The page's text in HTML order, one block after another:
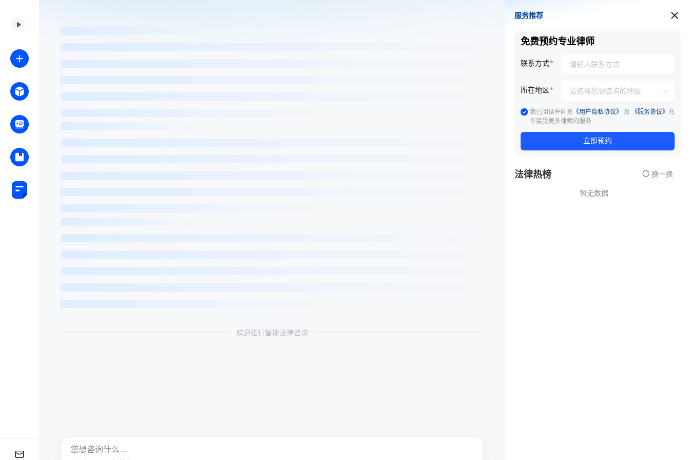
欢迎进行智能法律咨询
服务推荐
服务推荐
免费预约专业律师
联系方式
所在地区
我已阅读并同意 《用户隐私协议》 及 《服务协议》 允
许接受更多律师的服务
立即预约
法律热榜 换一换
暂无数据